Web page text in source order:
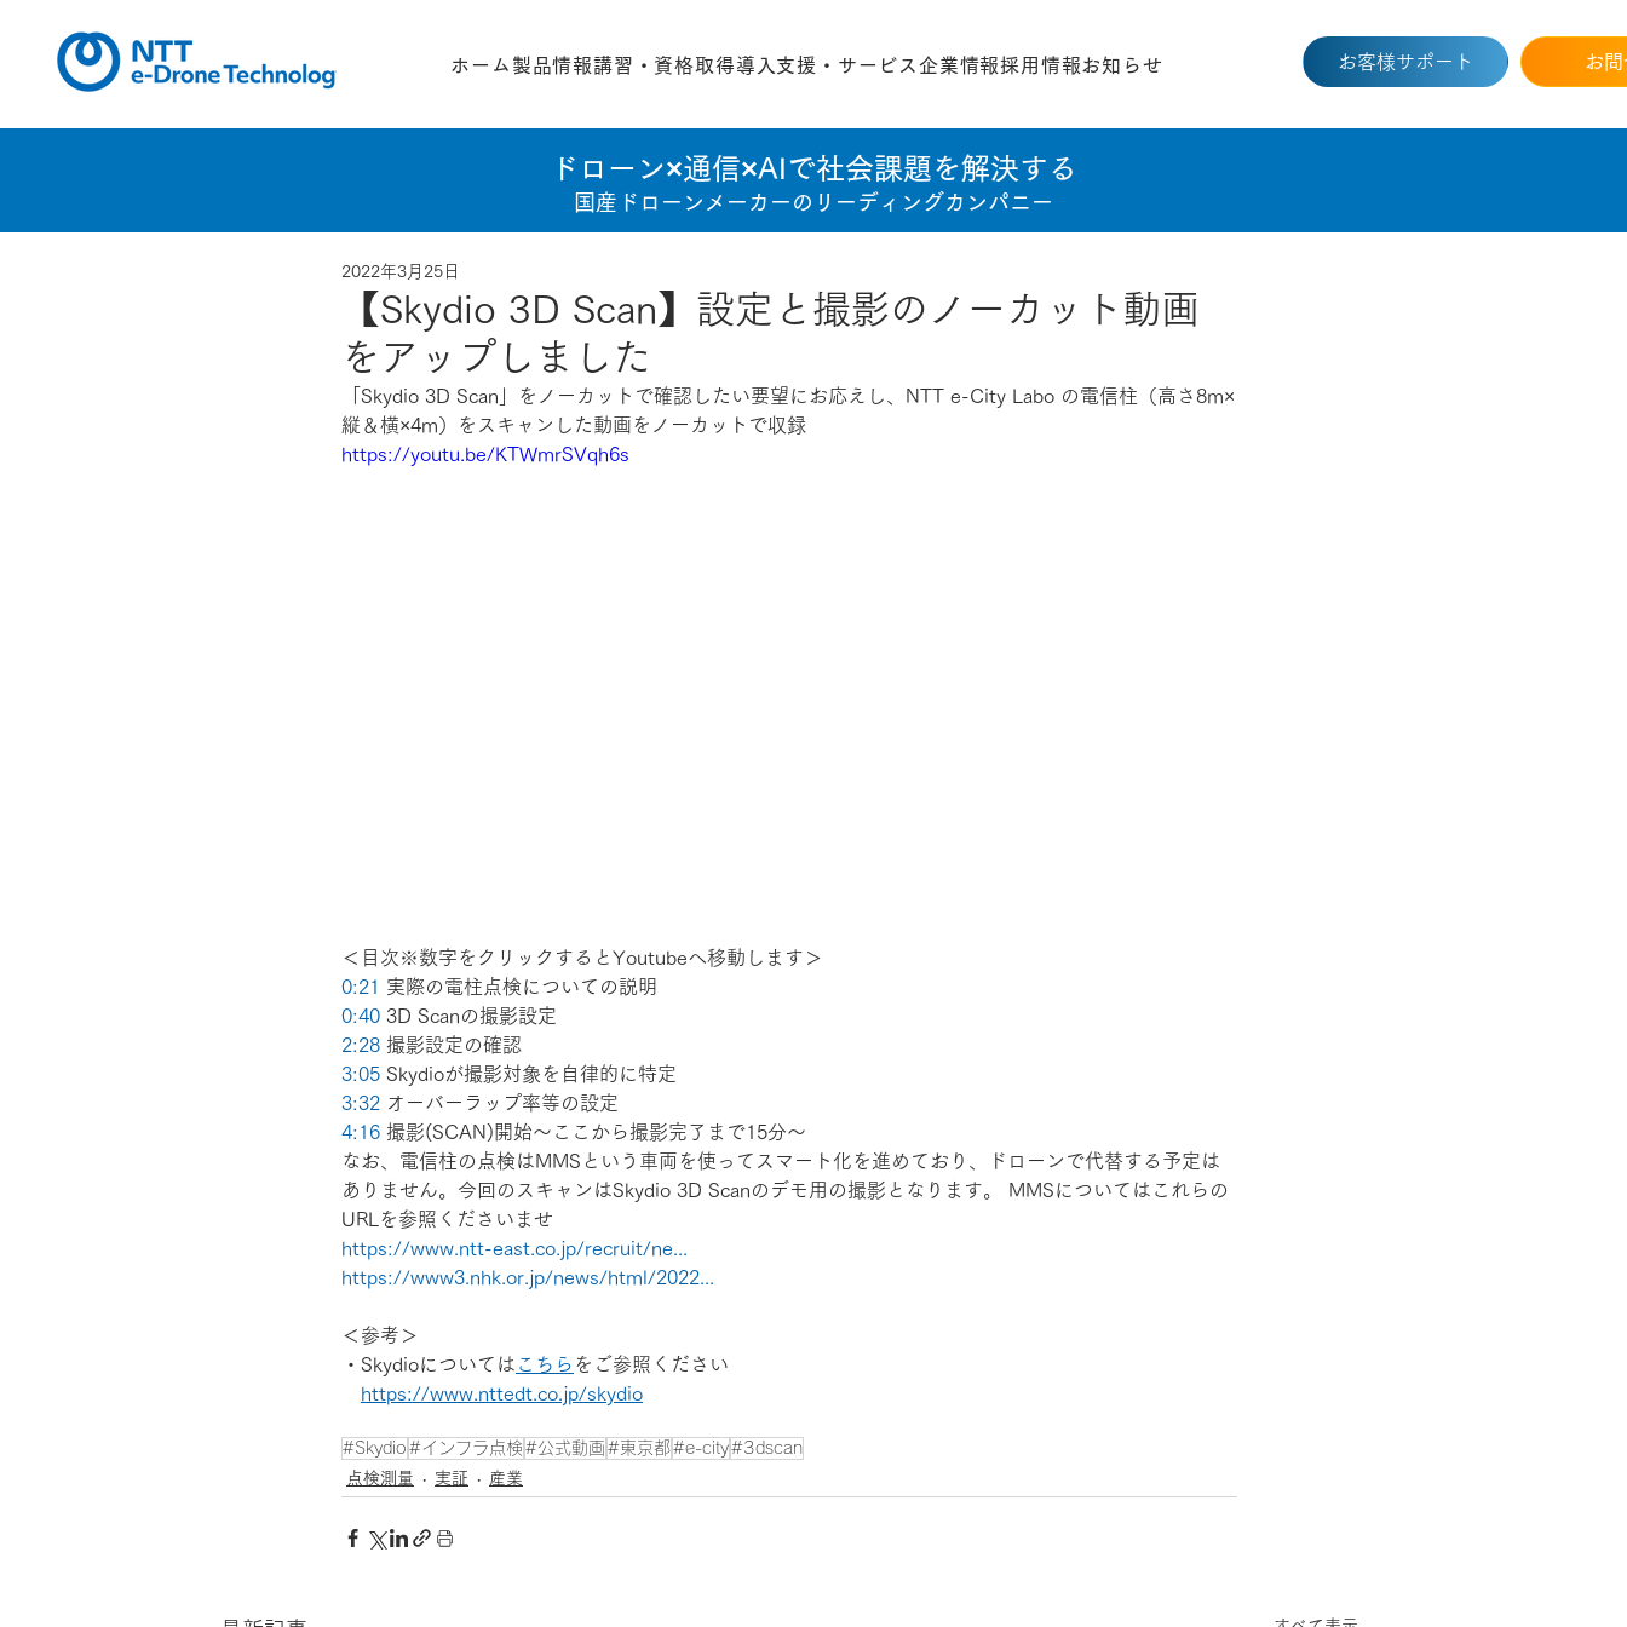
ホーム 製品情報講習・資格取得導入支援・サービス 企業情報採用情報お知らせ お客様サポート お
ドローン×通信×AIで社会課題を解決する
国産ドローンメーカーのリーディングカンパニー
【Skydio 3D Scan】設定と撮影のノーカット動画
をアップしました
2022年3月25日
「Skydio 3D Scan」をノーカットで確認したい要望にお応えし、NTT e-City Labo の電信柱（高さ8m×
縦＆横×4m）をスキャンした動画をノーカットで収録
https://youtu.be/KTWmrSVqh6s
＜目次※数字をクリックするとYoutubeへ移動します＞
0:21 実際の電柱点検についての説明
0:40 3D Scanの撮影設定
2:28 撮影設定の確認
3:05 Skydioが撮影対象を自律的に特定
3:32 オーバーラップ率等の設定
4:16 撮影(SCAN)開始～ここから撮影完了まで15分～
なお、電信柱の点検はMMSという車両を使ってスマート化を進めており、ドローンで代替する予定は
ありません。今回のスキャンはSkydio 3D Scanのデモ用の撮影となります。 MMSについてはこれらの
URLを参照くださいませ
https://www.ntt-east.co.jp/recruit/ne...
https://www3.nhk.or.jp/news/html/2022...
＜参考＞
・Skydioについては こちら をご参照ください
https://www.nttedt.co.jp/skydio
#Skydio #インフラ点検 #公式動画 #東京都#e-city#3dscan
点検測量
実証 産業